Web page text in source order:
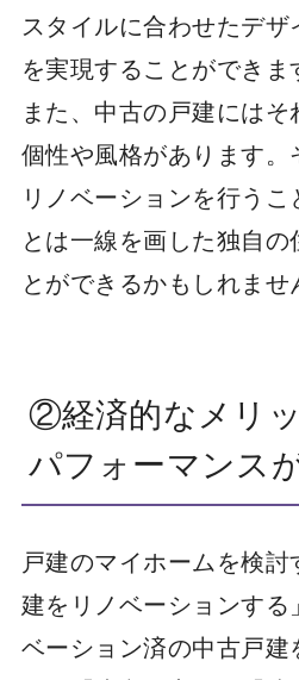
スタイルに合わせたデ
を実現することができま
また、中古の戸建には
個性や風格があります。
リノベーションを行う
とは一線を画した独自の
とができるかもしれませ
②経済的なメリ
パフォーマンス
戸建のマイホームを検
建をリノベーションする
ベーション済の中古戸建